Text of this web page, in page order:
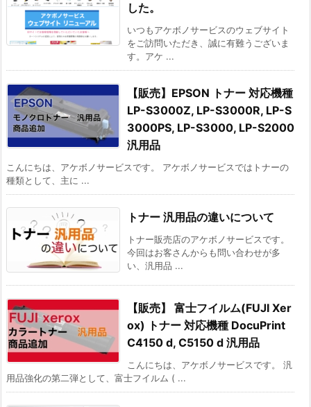
した。
いつもアケボノサービスのウェブサイト
をご訪問いただき、誠に有難うございま
す。アケ ...
【販売】EPSON トナー 対応機種
LP-S3000Z, LP-S3000R, LP-S
3000PS, LP-S3000, LP-S2000
汎用品
こんにちは、アケボノサービスです。 アケボノサービスではトナーの
種類として、主に ...
トナー 汎用品の違いについて
トナー販売店のアケボノサービスです。
今回はお客さんからも問い合わせが多
い、汎用品 ...
【販売】 富士フイルム(FUJI Xer
ox) トナー 対応機種 DocuPrint
C4150 d, C5150 d 汎用品
こんにちは、アケボノサービスです。 汎
用品強化の第二弾として、富士フイルム ( ...